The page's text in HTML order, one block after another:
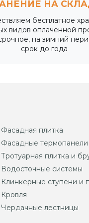
НА
бесплатное
видов оплаченной
на зимний
срок до года
Фасадная плитка
Фасадные термопанели
Тротуарная плитка и
Водосточные системы
Клинкерные ступени и
Кровля
Чердачные лестницы